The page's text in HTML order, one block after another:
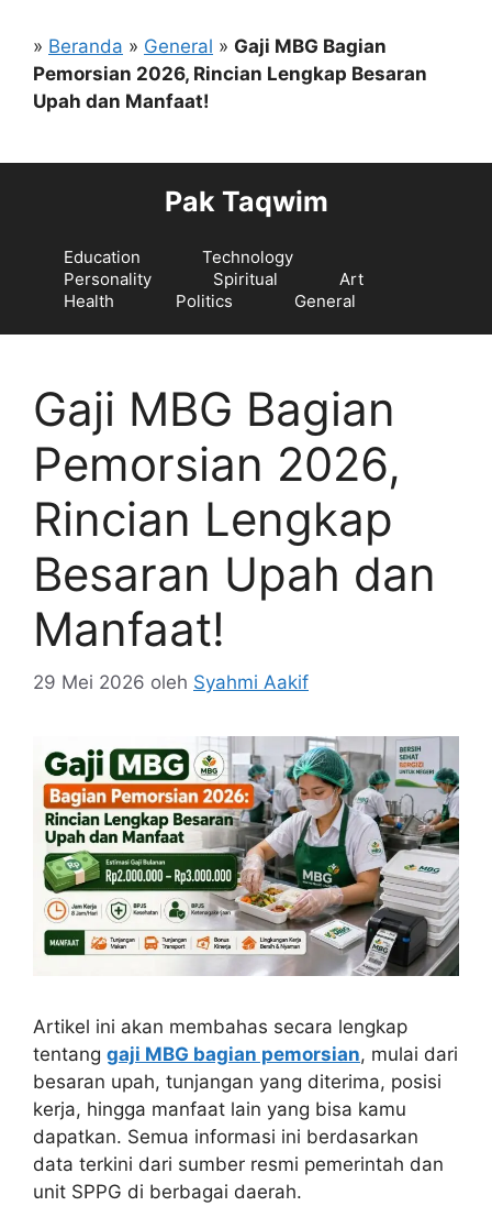
» Beranda » General » Gaji MBG Bagian
Pemorsian 2026, Rincian Lengkap Besaran
Upah dan Manfaat!
Pak Taqwim
Education
Technology
Personality
Spiritual
Art
Health
Politics General
Gaji MBG Bagian
Pemorsian 2026,
Rincian Lengkap
Besaran Upah dan
Manfaat!
29 Mei 2026 oleh Syahmi Aakif
Artikel ini akan membahas secara lengkap
tentang gaji MBG bagian pemorsian, mulai dari
besaran upah, tunjangan yang diterima, posisi
kerja, hingga manfaat lain yang bisa kamu
dapatkan. Semua informasi ini berdasarkan
data terkini dari sumber resmi pemerintah dan
unit SPPG di berbagai daerah.